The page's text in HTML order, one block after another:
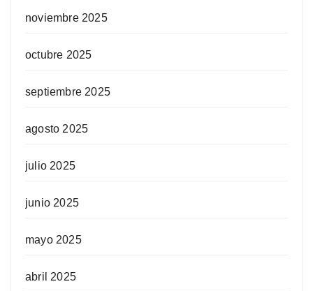
noviembre 2025
octubre 2025
septiembre 2025
agosto 2025
julio 2025
junio 2025
mayo 2025
abril 2025